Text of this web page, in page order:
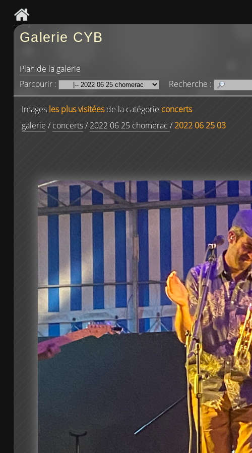
Galerie CYB
Plan de la galerie
Parcourir :
Recherche :
Images les plus visitéesde la catégorie concerts
galerie / concerts/ 2022 06 25 chomerac / 2022 06 25 03